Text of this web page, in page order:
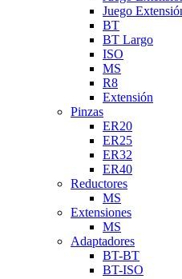
Juego
BT
BT Largo
ISO
MS
R8
Extensión
Pinzas
ER20
ER25
ER32
ER40
Reductores
MS
Extensiones
MS
Adaptadores
BT-BT
BT-ISO